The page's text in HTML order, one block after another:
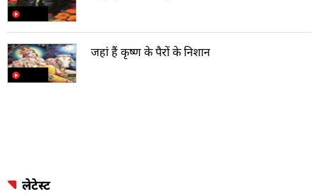
जहां हैं कृष्ण के पैरों के निशान
लेटेस्ट